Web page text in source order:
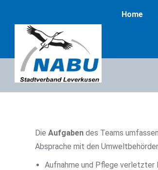
Home
Die Aufgaben des Teams
Absprache mit den
Aufnahme und Pflege verletzter